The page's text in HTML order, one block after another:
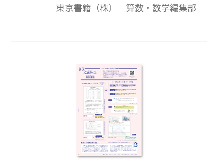
の必要性や意味の理解に課題があることが
ら指摘されています。
東京書籍（株） 算数・数学編集部